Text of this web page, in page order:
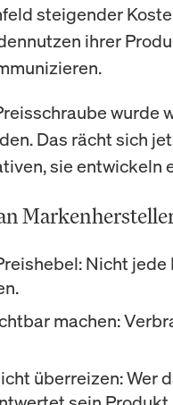
steigender
ihrer
wurde
Das rächt sich
sie entwickeln
Nicht jede
machen:
überreizen:Wer